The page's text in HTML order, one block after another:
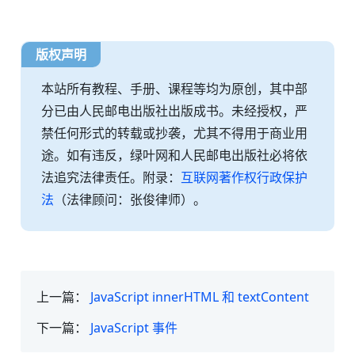
版权声明
本站所有教程、手册、课程等均为原创，其中部
分已由人民邮电出版社出版成书。未经授权，严
禁任何形式的转载或抄袭，尤其不得用于商业用
途。如有违反，绿叶网和人民邮电出版社必将依
法追究法律责任。附录： 互联网著作权行政保护
法 （法律顾问：张俊律师）。
上一篇： JavaScript innerHTML 和 textContent
下一篇： JavaScript 事件